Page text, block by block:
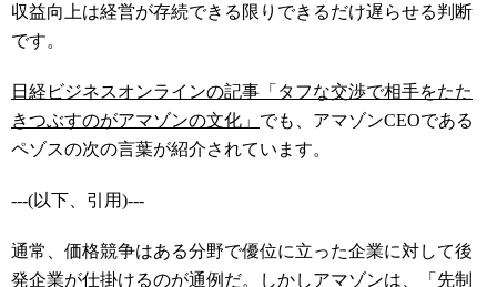
収益向上は経営が存続できる限りできるだけ遅らせる判断
です。
日経ビジネスオンラインの記事「タフな交渉で相手をたた
きつぶすのがアマゾンの文化」 でも、アマゾンCEOである
ペゾスの次の言葉が紹介されています。
---(以下、引用)---
通常、価格競争はある分野で優位に立った企業に対して後
発企業が仕掛けるのが通例だ。しかしアマゾンは、「先制